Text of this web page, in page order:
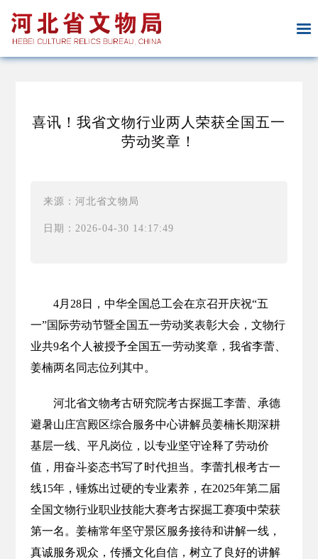
喜讯！我省文物行业两人荣获全国五一
劳动奖章！
来源：河北省文物局
日期：2026-04-30 14:17:49
4月28日，中华全国总工会在京召开庆祝“五
一”国际劳动节暨全国五一劳动奖表彰大会，文物行
业共9名个人被授予全国五一劳动奖章，我省李蕾、
姜楠两名同志位列其中。
河北省文物考古研究院考古探掘工李蕾、承德
避暑山庄宫殿区综合服务中心讲解员姜楠长期深耕
基层一线、平凡岗位，以专业坚守诠释了劳动价
值，用奋斗姿态书写了时代担当。李蕾扎根考古一
线15年，锤炼出过硬的专业素养，在2025年第二届
全国文物行业职业技能大赛考古探掘工赛项中荣获
第一名。姜楠常年坚守景区服务接待和讲解一线，
真诚服务观众，传播文化自信，树立了良好的讲解